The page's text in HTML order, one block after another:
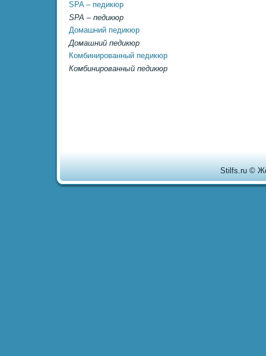
SPA – педикюр
SPA – педикюр
Домашний педикюр
Домашний педикюр
Комбинированный педикюр
Комбинированный педикюр
Stilfs.ru ©